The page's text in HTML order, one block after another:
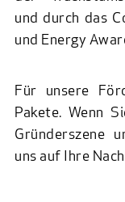
und durch das
und Energy
Für unsere
Pakete. Wenn
Gründerszene
uns auf Ihre